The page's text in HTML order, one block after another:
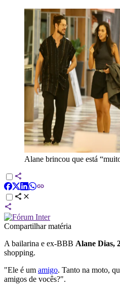
Alane brincou que está
Compartilhar matéria
A bailarina e ex-BBB Alane Dias,
shopping.
"Ele é um amigo. Tanto na moto,
amigos de vocês?".